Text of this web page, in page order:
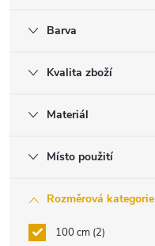
Barva
Kvalita zboží
Materiál
Místo použití
Rozměrová kategorie
100 cm 2